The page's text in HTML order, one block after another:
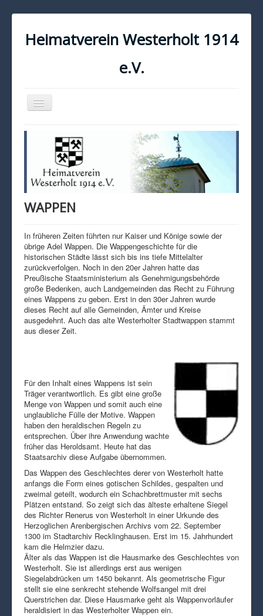
Heimatverein Westerholt 1914
e.V.
Navigation
an/aus
KONTAKT
IMPRESSUM
DATENSCHUTZ
WAPPEN
In früheren Zeiten führten nur Kaiser und Könige sowie der
übrige Adel Wappen. Die Wappengeschichte für die
historischen Städte lässt sich bis ins tiefe Mittelalter
zurückverfolgen. Noch in den 20er Jahren hatte das
Preußische Staatsministerium als Genehmigungsbehörde
große Bedenken, auch Landgemeinden das Recht zu Führung
eines Wappens zu geben. Erst in den 30er Jahren wurde
dieses Recht auf alle Gemeinden, Ämter und Kreise
ausgedehnt. Auch das alte Westerholter Stadtwappen stammt
aus dieser Zeit.
Für den Inhalt eines Wappens ist sein
Träger verantwortlich. Es gibt eine große
Menge von Wappen und somit auch eine
unglaubliche Fülle der Motive. Wappen
haben den heraldischen Regeln zu
entsprechen. Über ihre Anwendung wachte
früher das Heroldsamt. Heute hat das
Staatsarchiv diese Aufgabe übernommen.
Das Wappen des Geschlechtes derer von Westerholt hatte
anfangs die Form eines gotischen Schildes, gespalten und
zweimal geteilt, wodurch ein Schachbrettmuster mit sechs
Plätzen entstand. So zeigt sich das älteste erhaltene Siegel
des Richter Renerus von Westerholt in einer Urkunde des
Herzoglichen Arenbergischen Archivs vom 22. September
1300 im Stadtarchiv Recklinghausen. Erst im 15. Jahrhundert
kam die Helmzier dazu.
Älter als das Wappen ist die Hausmarke des Geschlechtes von
Westerholt. Sie ist allerdings erst aus wenigen
Siegelabdrücken um 1450 bekannt. Als geometrische Figur
stellt sie eine senkrecht stehende Wolfsangel mit drei
Querstrichen dar. Diese Hausmarke geht als Wappenvorläufer
heraldisiert in das Westerholter Wappen ein.